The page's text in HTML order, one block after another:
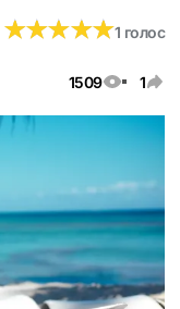
1509 1
★★★★★
★★★★★1 голос